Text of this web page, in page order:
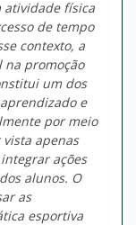
atividade física
de tempo
contexto, a
na promoção
um dos
e
por meio
vista apenas
ações
alunos. O
as
esportiva